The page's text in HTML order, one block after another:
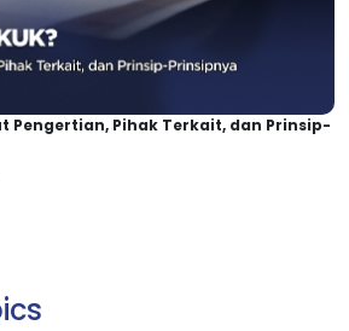
Pengertian, Pihak Terkait, dan Prinsip-